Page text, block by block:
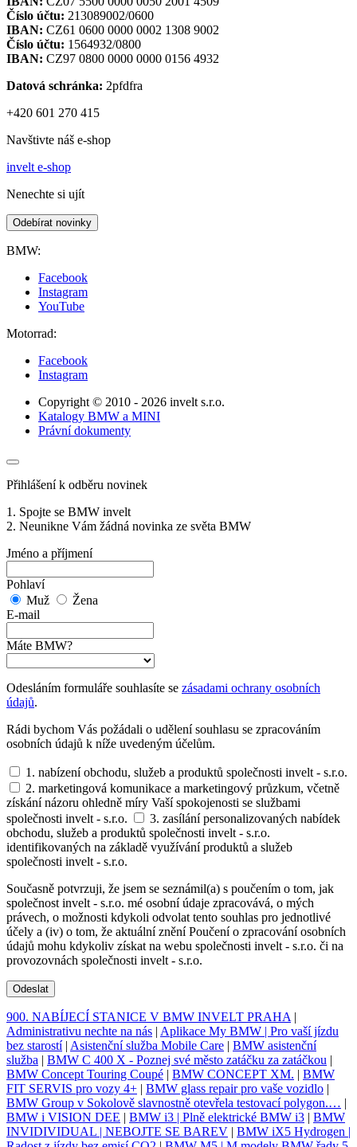
Číslo účtu: 213089002/0600
IBAN: CZ61 0600 0000 0002 1308 9002
Číslo účtu: 1564932/0800
IBAN: CZ97 0800 0000 0000 0156 4932
Datová schránka: 2pfdfra
+420 601 270 415
Navštivte náš e-shop
invelt e-shop
Nenechte si ujít
Odebírat novinky
BMW:
Facebook
Instagram
YouTube
Motorrad:
Facebook
Instagram
Copyright © 2010 - 2026 invelt s.r.o.
Katalogy BMW a MINI
Právní dokumenty
Přihlášení k odběru novinek
1. Spojte se BMW invelt
2. Neunikne Vám žádná novinka ze světa BMW
Jméno a příjmení
Pohlaví
Muž
Žena
E-mail
Máte BMW?
Odesláním formuláře souhlasíte se zásadami ochrany osobních
údajů.
Rádi bychom Vás požádali o udělení souhlasu se zpracováním
osobních údajů k níže uvedeným účelům.
1. nabízení obchodu, služeb a produktů společnosti invelt - s.r.o.
2. marketingová komunikace a marketingový průzkum, včetně
získání názoru ohledně míry Vaší spokojenosti se službami
společnosti invelt - s.r.o.
3. zasílání personalizovaných nabídek
obchodu, služeb a produktů společnosti invelt - s.r.o.
identifikovaných na základě využívání produktů a služeb
společnosti invelt - s.r.o.
Současně potvrzuji, že jsem se seznámil(a) s poučením o tom, jak
společnost invelt - s.r.o. mé osobní údaje zpracovává, o mých
právech, o možnosti kdykoli odvolat tento souhlas pro jednotlivé
účely a (iv) o tom, že aktuální znění Poučení o zpracování osobních
údajů mohu kdykoliv získat na webu společnosti invelt - s.r.o. či na
provozovnách společnosti invelt - s.r.o.
Odeslat
900. NABÍJECÍ STANICE V BMW INVELT PRAHA |
Administrativu nechte na nás | Aplikace My BMW | Pro vaší jízdu
bez starostí| Asistenční služba Mobile Care | BMW asistenční
služba | BMW C 400 X - Poznej své město zatáčku za zatáčkou |
BMW Concept Touring Coupé | BMW CONCEPT XM. | BMW
FIT SERVIS pro vozy 4+ | BMW glass repair pro vaše vozidlo |
BMW Group v Sokolově slavnostně otevřela testovací polygon.… |
BMW i VISION DEE | BMW i3 | Plně elektrické BMW i3 | BMW
INVIDIVIDUAL | NEBOJTE SE BAREV | BMW iX5 Hydrogen |